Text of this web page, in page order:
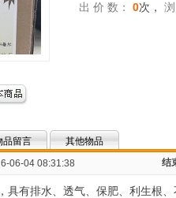
出 价 数：
0次，
品留言
其他物品
06-04 08:31:38 结
具有排水、透气、保肥、利生根